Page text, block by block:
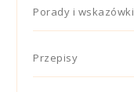
Porady i wskazówki
Przepisy